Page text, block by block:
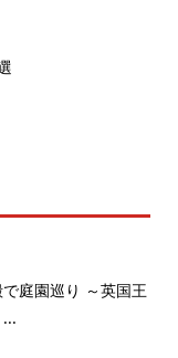
庭園巡り ～英国王